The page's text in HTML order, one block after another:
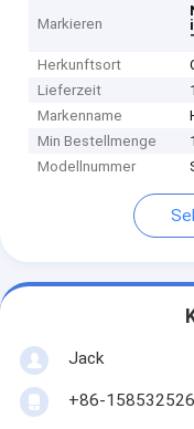
Markieren
Herkunftsort
Lieferzeit
Markenname
Min Bestellmenge
1
Modellnummer
Jack
+86-